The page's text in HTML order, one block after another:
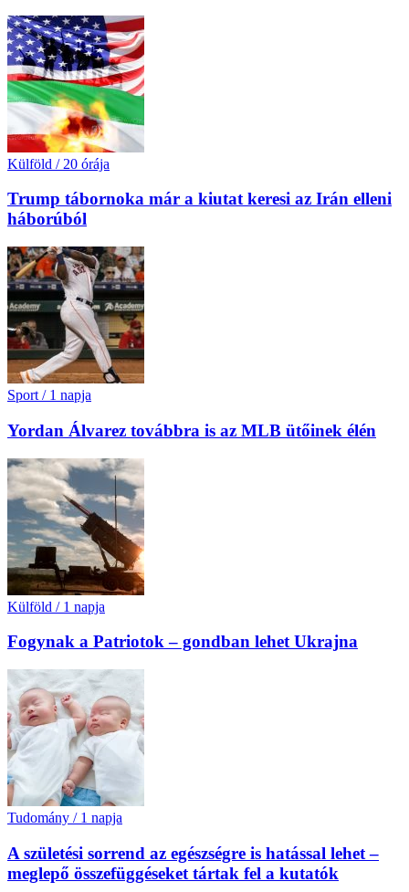
Külföld / 20 órája
Trump tábornoka már a kiutat keresi az Irán elleni
háborúból
Sport / 1 napja
Yordan Álvarez továbbra is az MLB ütőinek élén
Külföld / 1 napja
Fogynak a Patriotok – gondban lehet Ukrajna
Tudomány / 1 napja
A születési sorrend az egészségre is hatással lehet –
meglepő összefüggéseket tártak fel a kutatók